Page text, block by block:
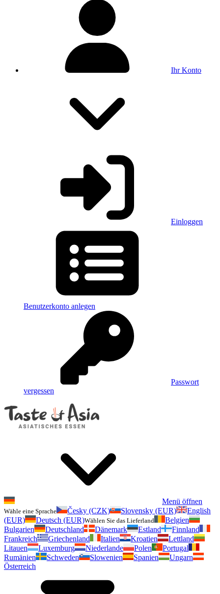
Ihr Konto
Einloggen
Benutzerkonto anlegen
Passwort
vergessen
Menü öffnen
Wähle eine Sprache Česky (CZK) Slovensky (EUR)
English
(EUR)
Deutsch (EUR)Wählen Sie das Lieferland
Belgien
Bulgarien
Deutschland Dänemark Estland
Finnland
Frankreich
Griechenland Italien Kroatien
Lettland
Litauen
Luxemburg Niederlande Polen
Portugal
Rumänien
Schweden Slowenien Spanien
Ungarn
Österreich